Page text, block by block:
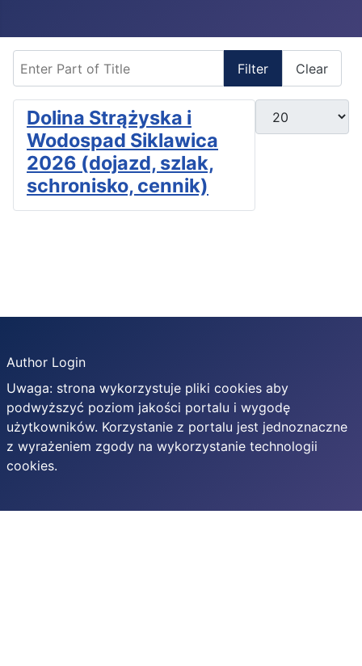
Filter Clear
Display #
Dolina Strążyska i
Wodospad Siklawica
2026 (dojazd, szlak,
schronisko, cennik)
Author Login
Uwaga: strona wykorzystuje pliki cookies aby
podwyższyć poziom jakości portalu i wygodę
użytkowników. Korzystanie z portalu jest jednoznaczne
z wyrażeniem zgody na wykorzystanie technologii
cookies.